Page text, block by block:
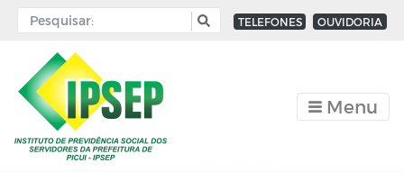
TELEFONES OUVIDORIA
Menu